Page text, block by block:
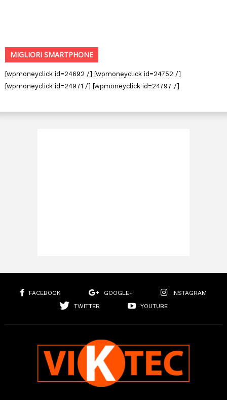
MIGLIORI SMARTPHONE
[wpmoneyclick id=24692 /] [wpmoneyclick id=24752 /]
[wpmoneyclick id=24971 /] [wpmoneyclick id=24797 /]
FACEBOOK GOOGLE+
INSTAGRAM
TWITTER
YOUTUBE